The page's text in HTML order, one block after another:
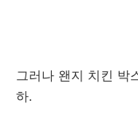
그러나 왠지 치킨 박
하.